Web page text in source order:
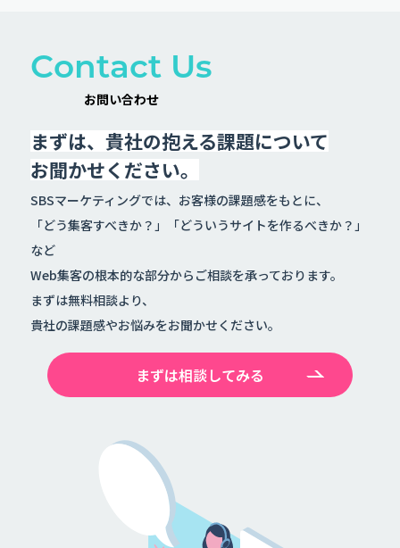
Contact Us
お問い合わせ
まずは、貴社の抱える課題について
お聞かせください。
SBSマーケティングでは、お客様の課題感をもとに、
「どう集客すべきか？」「どういうサイトを作るべきか？」
など
Web集客の根本的な部分からご相談を承っております。
まずは無料相談より、
貴社の課題感やお悩みをお聞かせください。
まずは相談してみる